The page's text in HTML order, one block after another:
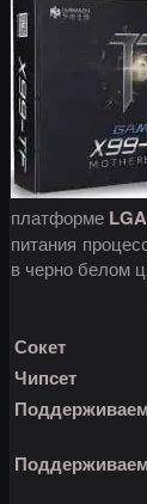
платформе
питания
в черно белом
Сокет
Чипсет